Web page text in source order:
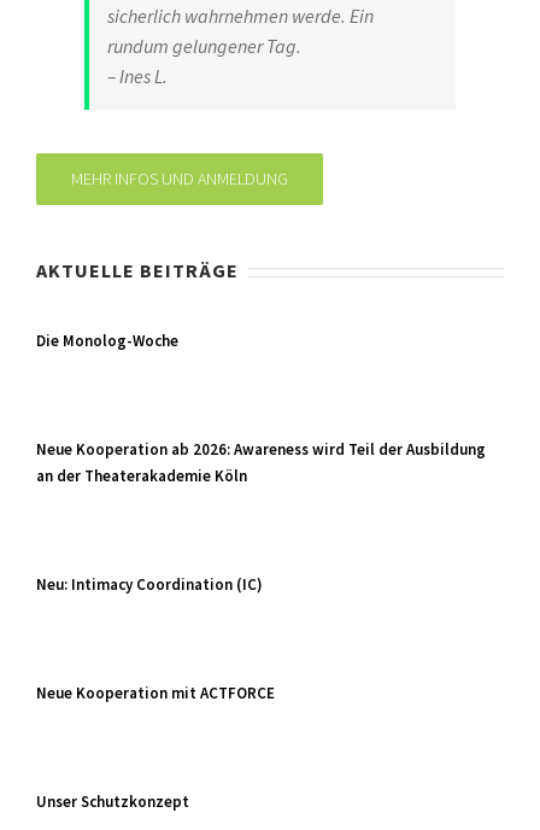
sicherlich wahrnehmen werde. Ein
rundum gelungener Tag.
– Ines L.
MEHR INFOS UND ANMELDUNG
AKTUELLE BEITRÄGE
Die Monolog-Woche
Neue Kooperation ab 2026: Awareness wird Teil der Ausbildung
an der Theaterakademie Köln
Neu: Intimacy Coordination (IC)
Neue Kooperation mit ACTFORCE
Unser Schutzkonzept